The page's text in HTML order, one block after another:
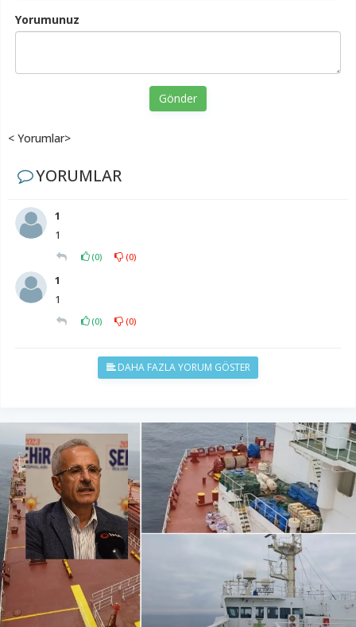
Yorumunuz
Gönder
< Yorumlar>
YORUMLAR
1
1
(0) (0)
1
1
(0) (0)
DAHA FAZLA YORUM GÖSTER